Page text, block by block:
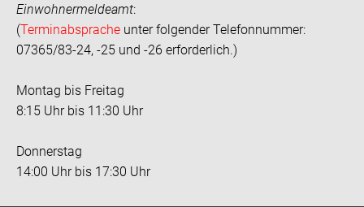
Einwohnermeldeamt:
(Terminabsprache unter folgender Telefonnummer:
07365/83-24, -25 und -26 erforderlich.)
Montag bis Freitag
8:15 Uhr bis 11:30 Uhr
Donnerstag
14:00 Uhr bis 17:30 Uhr